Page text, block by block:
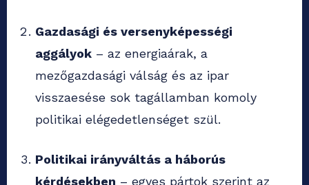
Gazdasági és versenyképességi
aggályok – az energiaárak, a
mezőgazdasági válság és az ipar
visszaesése sok tagállamban komoly
politikai elégedetlenséget szül.
Politikai irányváltás a háborús
kérdésekben – egyes pártok szerint az